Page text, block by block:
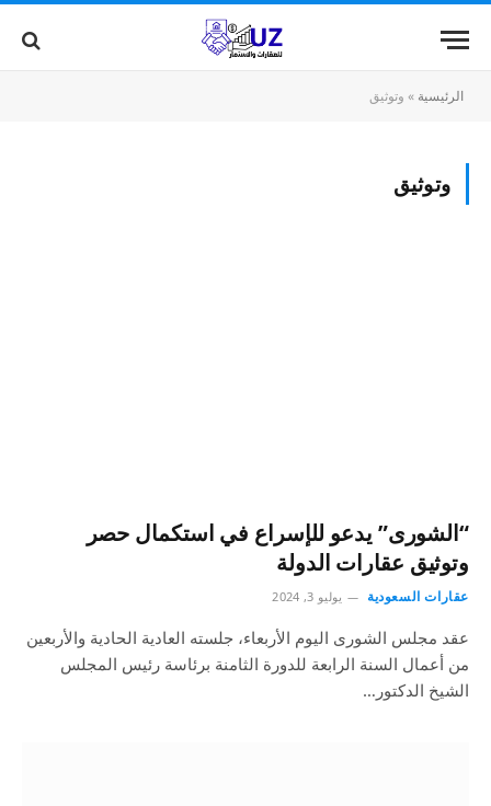
الرئيسية » وتوثيق
وتوثيق
“الشورى” يدعو للإسراع في استكمال حصر
وتوثيق عقارات الدولة
عقارات السعودية يوليو 3, 2024
عقد مجلس الشورى اليوم الأربعاء، جلسته العادية الحادية والأربعين
من أعمال السنة الرابعة للدورة الثامنة برئاسة رئيس المجلس
الشيخ الدكتور…